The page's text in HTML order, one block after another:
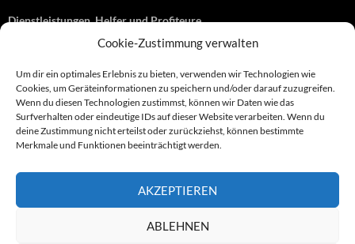
Cookie-Zustimmung verwalten
Um dir ein optimales Erlebnis zu bieten, verwenden wir Technologien wie
Cookies, um Geräteinformationen zu speichern und/oder darauf zuzugreifen.
Wenn du diesen Technologien zustimmst, können wir Daten wie das
Surfverhalten oder eindeutige IDs auf dieser Website verarbeiten. Wenn du
deine Zustimmung nicht erteilst oder zurückziehst, können bestimmte
Merkmale und Funktionen beeinträchtigt werden.
AKZEPTIEREN
ABLEHNEN
Dienstleistungen, Helfer und Profiteure
Anonymisierungsdienste, VPN- und Web-Proxy…
Bezahlsysteme, Finanzdienstleister und…
Bürodienstleister, Firmengründer- und/oder…
Datenhändler, Adressbroker und zielgerichtetes…
Hosting, Routing, Provider, Domain-, Web- und…
Inkasso, Forderungsmanagement und eintreibende…
Spieleanbieter, Online- und Browsergames
Partnerprogramme, Vertriebskanäle- und…
Telekommunikationsdienstleister, Internet…
Vereine, Verbände, Vereinigungen und Lobbyisten
Web-Rotlichtbezirk, Erotik- und XXX-Anbieter
Sonstige Dienstleister, Profiteure und Kooperationen